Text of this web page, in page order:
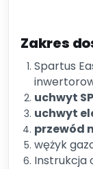
Zakres
Spartus
uchwyt
uchwyt
przewód
wężyk
Instrukcja